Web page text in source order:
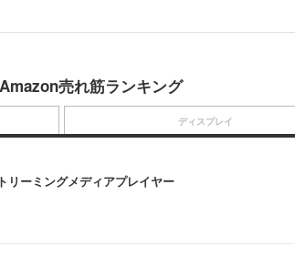
Amazon売れ筋ランキング
リーミングメディアプレイヤー
ディスプレイ